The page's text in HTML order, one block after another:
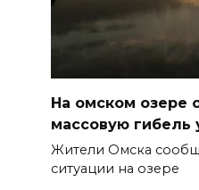
На омском озере
массовую гибель
Жители Омска
ситуации на озере